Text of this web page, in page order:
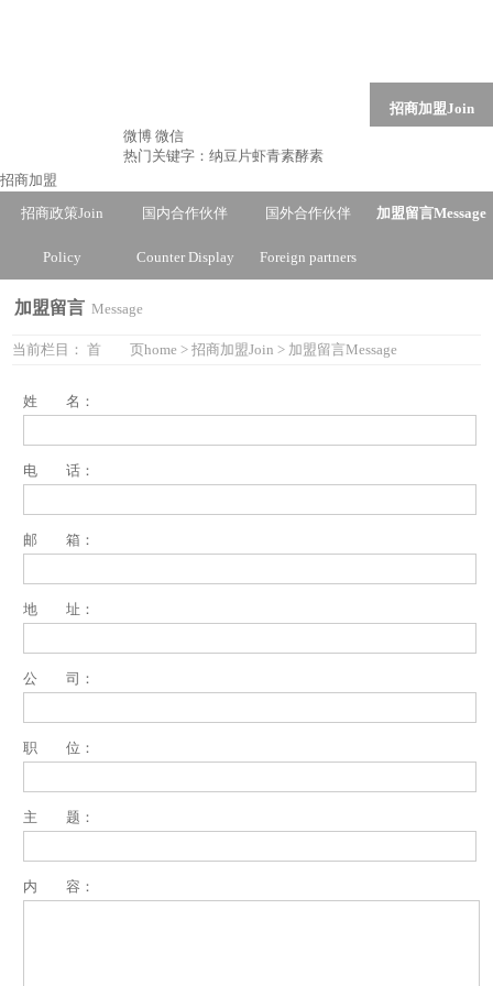
招商加盟Join
微博 微信
热门关键字： 纳豆片虾青素酵素
招商加盟
招商政策Join
Policy
国内合作伙伴
Counter Display
国外合作伙伴
Foreign partners
加盟留言Message
加盟留言 Message
当前栏目： 首 页home > 招商加盟Join > 加盟留言Message
姓 名：
电 话：
邮 箱：
地 址：
公 司：
职 位：
主 题：
内 容：